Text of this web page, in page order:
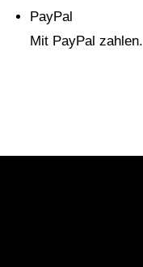
PayPal
Mit PayPal zahlen.